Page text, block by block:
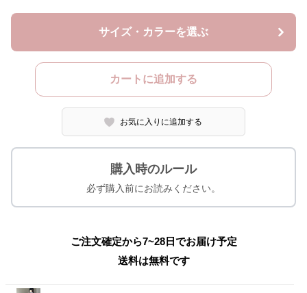
サイズ・カラーを選ぶ
カートに追加する
お気に入りに追加する
購入時のルール
必ず購入前にお読みください。
ご注文確定から7~28日でお届け予定
送料は無料です